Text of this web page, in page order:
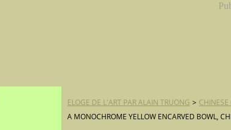
ELOGE DE L'ART PAR ALAIN TRUONG > CHINESE
A MONOCHROME YELLOW ENCARVED BOWL,